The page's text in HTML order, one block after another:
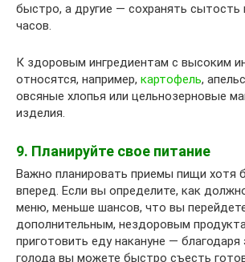
быстро, а другие — сохранять сытость
часов.
К здоровым ингредиентам с высоким
относятся, например, картофель,
овсяные хлопья или цельнозерновые
изделия.
9. Планируйте свое питание
Важно планировать приемы пищи хотя
вперед. Если вы определите, как
меню, меньше шансов, что вы
дополнительным, нездоровым
приготовить еду накануне — благодаря
голода вы можете быстро съесть